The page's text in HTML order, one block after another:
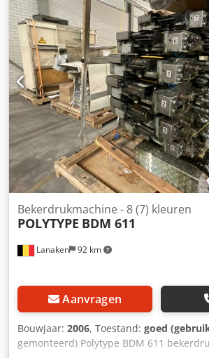
Drukmachine • Bekergeleiding
Opstapelunit
Lanaken 92 km
Bekerdrukmachine - 8 (7) kleuren
POLYTYPE BDM 611
Aanvragen
Bouwjaar: 2006, Toestand: goed
gemonteerd) Polytype BDM 611